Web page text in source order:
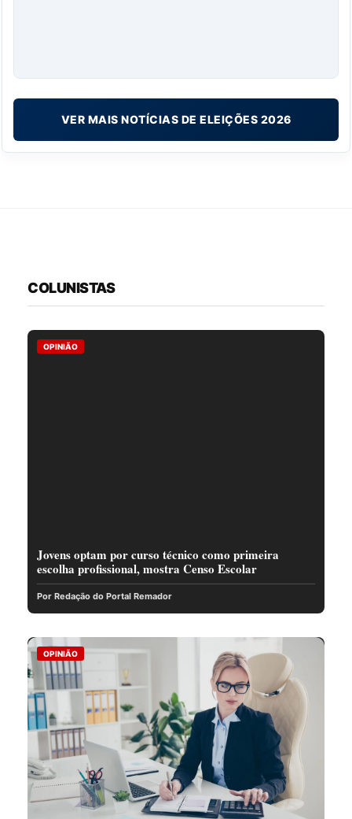
VER MAIS NOTÍCIAS DE ELEIÇÕES 2026
COLUNISTAS
OPINIÃO
Jovens optam por curso técnico como primeira
escolha profissional, mostra Censo Escolar
Por Redação do Portal Remador
OPINIÃO